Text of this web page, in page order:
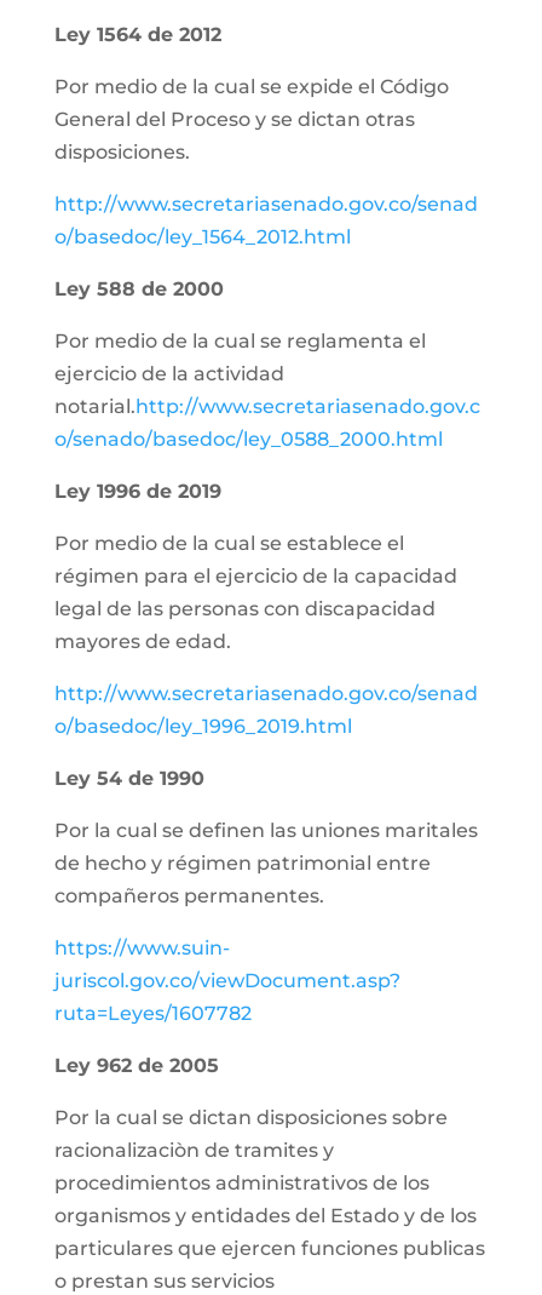
Ley 1564 de 2012
Por medio de la cual se expide el Código
General del Proceso y se dictan otras
disposiciones.
http://www.secretariasenado.gov.co/senad
o/basedoc/ley_1564_2012.html
Ley 588 de 2000
Por medio de la cual se reglamenta el
ejercicio de la actividad
notarial.http://www.secretariasenado.gov.c
o/senado/basedoc/ley_0588_2000.html
Ley 1996 de 2019
Por medio de la cual se establece el
régimen para el ejercicio de la capacidad
legal de las personas con discapacidad
mayores de edad.
http://www.secretariasenado.gov.co/senad
o/basedoc/ley_1996_2019.html
Ley 54 de 1990
Por la cual se definen las uniones maritales
de hecho y régimen patrimonial entre
compañeros permanentes.
https://www.suin-
juriscol.gov.co/viewDocument.asp?
ruta=Leyes/1607782
Ley 962 de 2005
Por la cual se dictan disposiciones sobre
racionalizaciòn de tramites y
procedimientos administrativos de los
organismos y entidades del Estado y de los
particulares que ejercen funciones publicas
o prestan sus servicios